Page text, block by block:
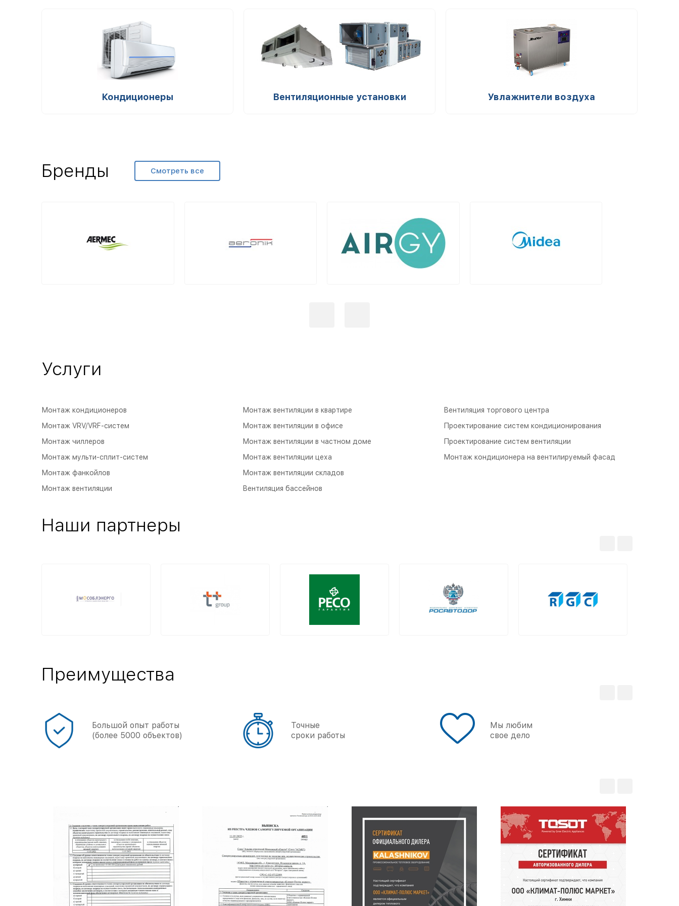
Кондиционеры Вентиляционные установки Увлажнители воздуха
Бренды Смотреть все
Услуги
Монтаж кондиционеров
Монтаж VRV/VRF-систем
Монтаж чиллеров
Монтаж мульти-сплит-систем
Монтаж фанкойлов
Монтаж вентиляции
Монтаж вентиляции в квартире
Монтаж вентиляции в офисе
Монтаж вентиляции в частном доме
Монтаж вентиляции цеха
Монтаж вентиляции складов
Вентиляция бассейнов
Вентиляция торгового центра
Проектирование систем кондиционирования
Проектирование систем вентиляции
Монтаж кондиционера на вентилируемый фасад
Наши партнеры
Преимущества
Большой опыт работы
(более 5000 объектов)
Точные
сроки работы
Мы любим
свое дело